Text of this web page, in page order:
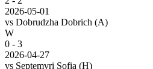
2026-05-01
vs Dobrudzha Dobrich (A)
W
0 - 3
2026-04-27
vs Septemvri Sofia (H)